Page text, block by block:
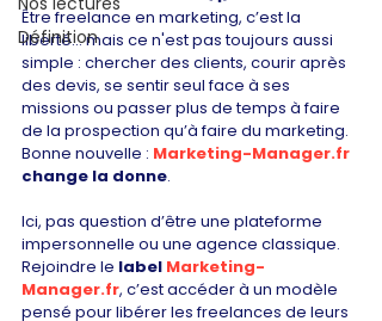
Définition
Être freelance en marketing, c’est la
liberté… mais ce n'est pas toujours aussi
simple : chercher des clients, courir après
des devis, se sentir seul face à ses
missions ou passer plus de temps à faire
de la prospection qu’à faire du marketing.
Bonne nouvelle : Marketing-Manager.fr
change la donne.
Ici, pas question d’être une plateforme
impersonnelle ou une agence classique.
Rejoindre le label Marketing-
Manager.fr, c’est accéder à un modèle
pensé pour libérer les freelances de leurs